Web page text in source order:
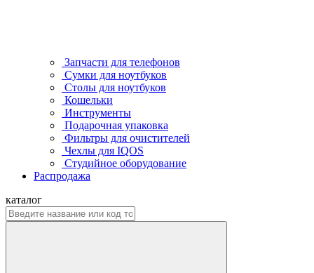
Запчасти для телефонов
Сумки для ноутбуков
Столы для ноутбуков
Кошельки
Инструменты
Подарочная упаковка
Фильтры для очистителей
Чехлы для IQOS
Студийное оборудование
Распродажа
каталог